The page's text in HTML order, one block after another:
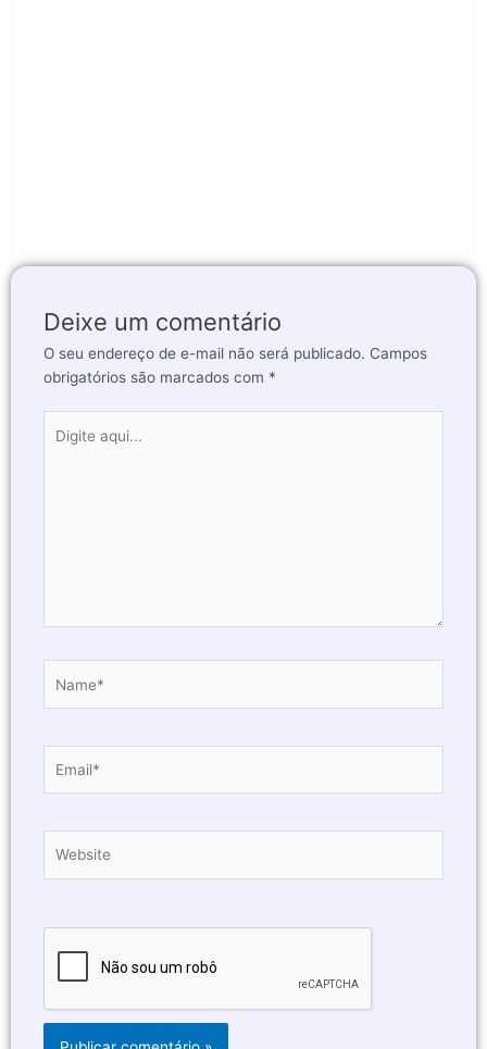
Deixe um comentário
O seu endereço de e-mail não será publicado. Campos
obrigatórios são marcados com *
aqui...